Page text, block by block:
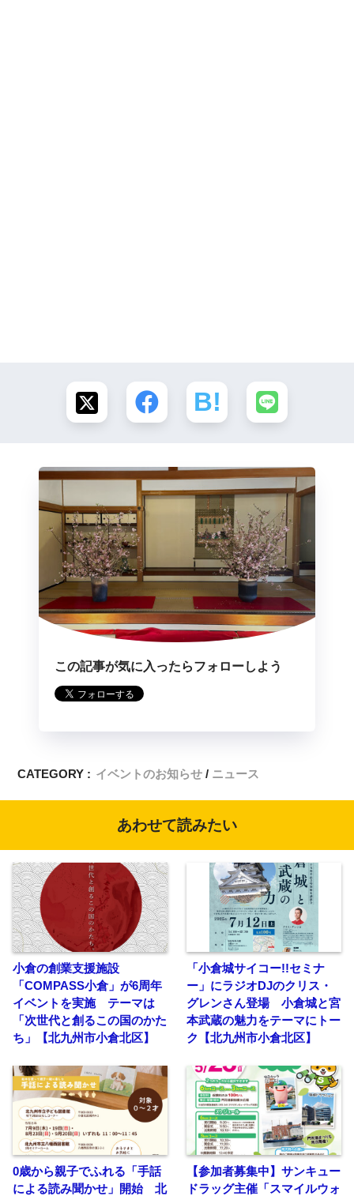
この記事が気に入ったらフォローしよう
CATEGORY : イベントのお知らせ ニュース
あわせて読みたい
小倉の創業支援施設
「COMPASS小倉」が6周年
イベントを実施 テーマは
「次世代と創るこの国のかた
ち」【北九州市小倉北区】
「小倉城サイコー!!セミナ
ー」にラジオDJのクリス・
グレンさん登場 小倉城と宮
本武蔵の魅力をテーマにトー
ク【北九州市小倉北区】
0歳から親子でふれる「手話
による読み聞かせ」開始 北
【参加者募集中】サンキュー
ドラッグ主催「スマイルウォ